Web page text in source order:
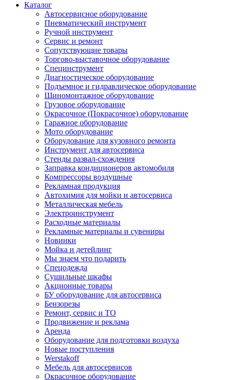
Каталог
Автосервисное оборудование
Пневматический инструмент
Ручной инструмент
Сервис и ремонт
Сопутствующие товары
Торгово-выставочное оборудование
Специнструмент
Диагностическое оборудование
Подъемное и гидравлическое оборудование
Шиномонтажное оборудование
Грузовое оборудование
Окрасочное (Покрасочное) оборудование
Гаражное оборудование
Мото оборудование
Оборудование для кузовного ремонта
Инструмент для автосервиса
Стенды развал-схождения
Заправка кондиционеров автомобиля
Компрессоры воздушные
Рекламная продукция
Автохимия для мойки и автосервиса
Металлическая мебель
Электроинструмент
Расходные материалы
Рекламные материалы и сувениры
Новинки
Мойка и детейлинг
Мы знаем что подарить
Спецодежда
Сушильные шкафы
Акционные товары
БУ оборудование для автосервиса
Бензорезы
Ремонт, сервис и ТО
Продвижение и реклама
Аренда
Оборудование для подготовки воздуха
Новые поступления
Werstakoff
Мебель для автосервисов
Окрасочное оборудование